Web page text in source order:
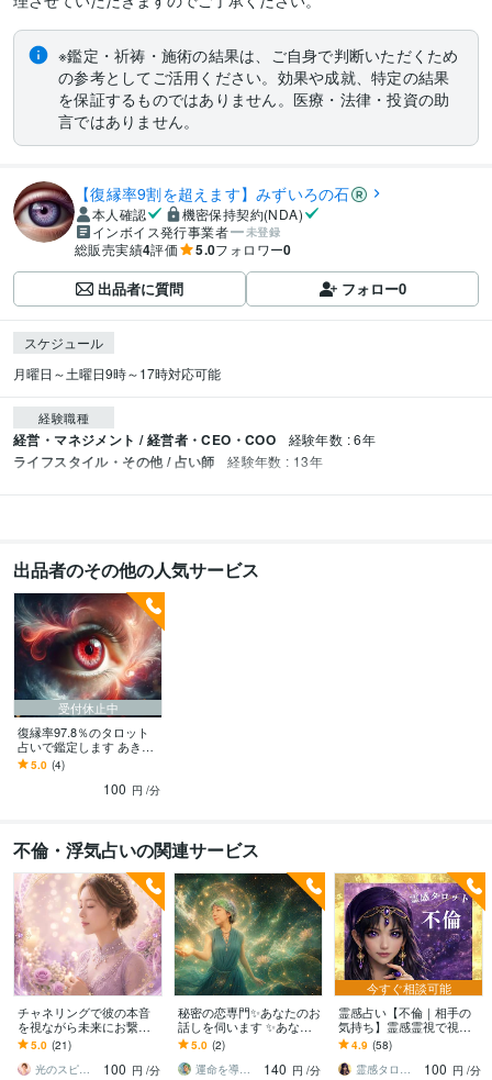
※鑑定・祈祷・施術の結果は、ご自身で判断いただくため
の参考としてご活用ください。効果や成就、特定の結果
を保証するものではありません。医療・法律・投資の助
言ではありません。
【復縁率9割を超えます】みずいろの石
本人確認
機密保持契約(NDA)
インボイス発行事業者
未登録
総販売実績4評価 5.0フォロワー0
出品者に質問 フォロー0
スケジュール
月曜日～土曜日9時～17時対応可能
経験職種
経営・マネジメント / 経営者・CEO・COO 経験年数 : 6年
ライフスタイル・その他 / 占い師 経験年数 : 13年
出品者のその他の人気サービス
受付休止中
復縁率97.8％のタロット
占いで鑑定します あきら
められない、彼の気持ち
がわからない等の解決の
5.0 (4)
100 円 /分
不倫・浮気占いの関連サービス
チャネリングで彼の本音
を視ながら未来にお繋ぎ
します 不倫・疎遠・片思
い…直接聞けない相手の
想いを深読み✨
5.0 (21)
光のスピリットガイド⭐️華（はな）
100 円 /分
秘密の恋専門✨あなたのお
話しを伺います ✨あなた
の心をやさしく包み、未
来への光を見つけます✨
5.0 (2)
運命を導く占い師⭐天音⭐ Amane
140 円 /分
今すぐ相談可能
霊感占い【不倫｜相手の
気持ち】霊感霊視で視ま
す 霊感霊視で読み解く複
雑恋愛の本音・相手の気
持ち｜霊感タロット
4.9 (58)
霊感タロット占い師｜人生好転❤️ようこ
100 円 /分